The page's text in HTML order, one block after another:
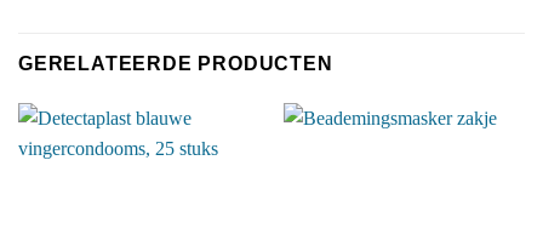
GERELATEERDE PRODUCTEN